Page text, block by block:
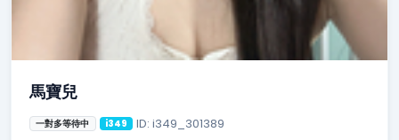
馬寶兒
一對多等待中 i349 ID: i349_301389